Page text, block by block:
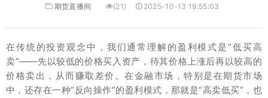
期货直播间 (21) 2025-10-13 19:55:03
在传统的投资观念中，我们通常理解的盈利模式是“低买高
卖”——先以较低的价格买入资产，待其价格上涨后再以较高的
价格卖出，从而赚取差价。在金融市场，特别是在期货市场
中，还存在一种“反向操作”的盈利模式，那就是“高卖低买”，也